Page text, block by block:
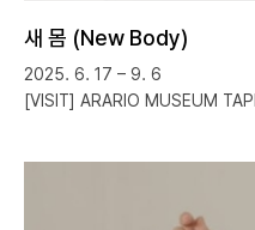
새 몸 (New Body)
2025. 6. 17 – 9. 6
[VISIT] ARARIO MUSEUM